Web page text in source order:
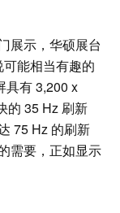
展示，华硕展台
能相当有趣的
具有 3,200 x
的 35 Hz 刷新
75 Hz 的刷新
需要，正如显示